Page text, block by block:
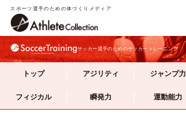
スポーツ選手のための体づくりメディア
サッカー選手のためのサッカートレーニング
トップ アジリティ ジャンプ力
フィジカル 瞬発力 運動能力